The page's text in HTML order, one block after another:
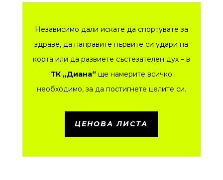
Независимо дали искате да спортувате за
здраве, да направите първите си удари на
корта или да развиете състезателен дух – в
ТК „Диана“ ще намерите всичко
необходимо, за да постигнете целите си.
ЦЕНОВА ЛИСТА